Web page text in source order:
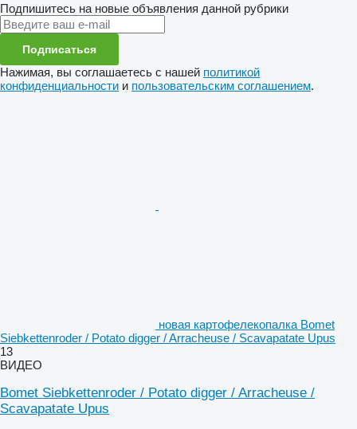
Подпишитесь на новые объявления данной рубрики
Подписаться
Нажимая, вы соглашаетесь с нашей политикой
конфиденциальности и пользовательским соглашением.
новая картофелекопалка Bomet
Siebkettenroder / Potato digger / Arracheuse / Scavapatate Upus
13
ВИДЕО
Bomet Siebkettenroder / Potato digger / Arracheuse /
Scavapatate Upus